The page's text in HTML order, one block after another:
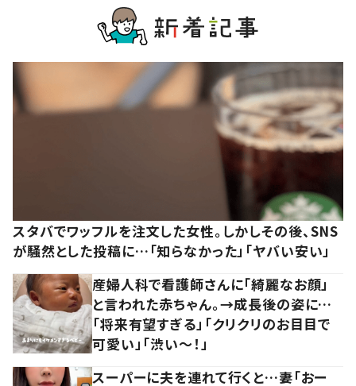
スタバでワッフルを注文した女性。しかしその後、SNS
が騒然とした投稿に…「知らなかった」「ヤバい安い」
産婦人科で看護師さんに「綺麗なお顔」
と言われた赤ちゃん。→成長後の姿に…
「将来有望すぎる」「クリクリのお目目で
可愛い」「渋い～！」
スーパーに夫を連れて行くと…妻「おー